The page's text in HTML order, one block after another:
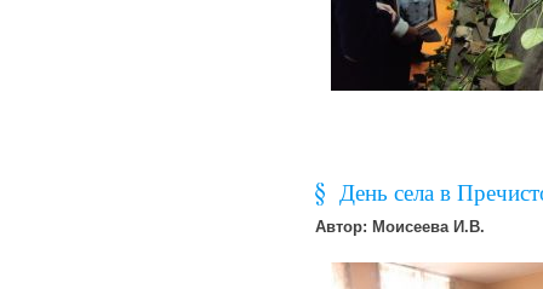
День села в
Автор: Моисеева И.В.